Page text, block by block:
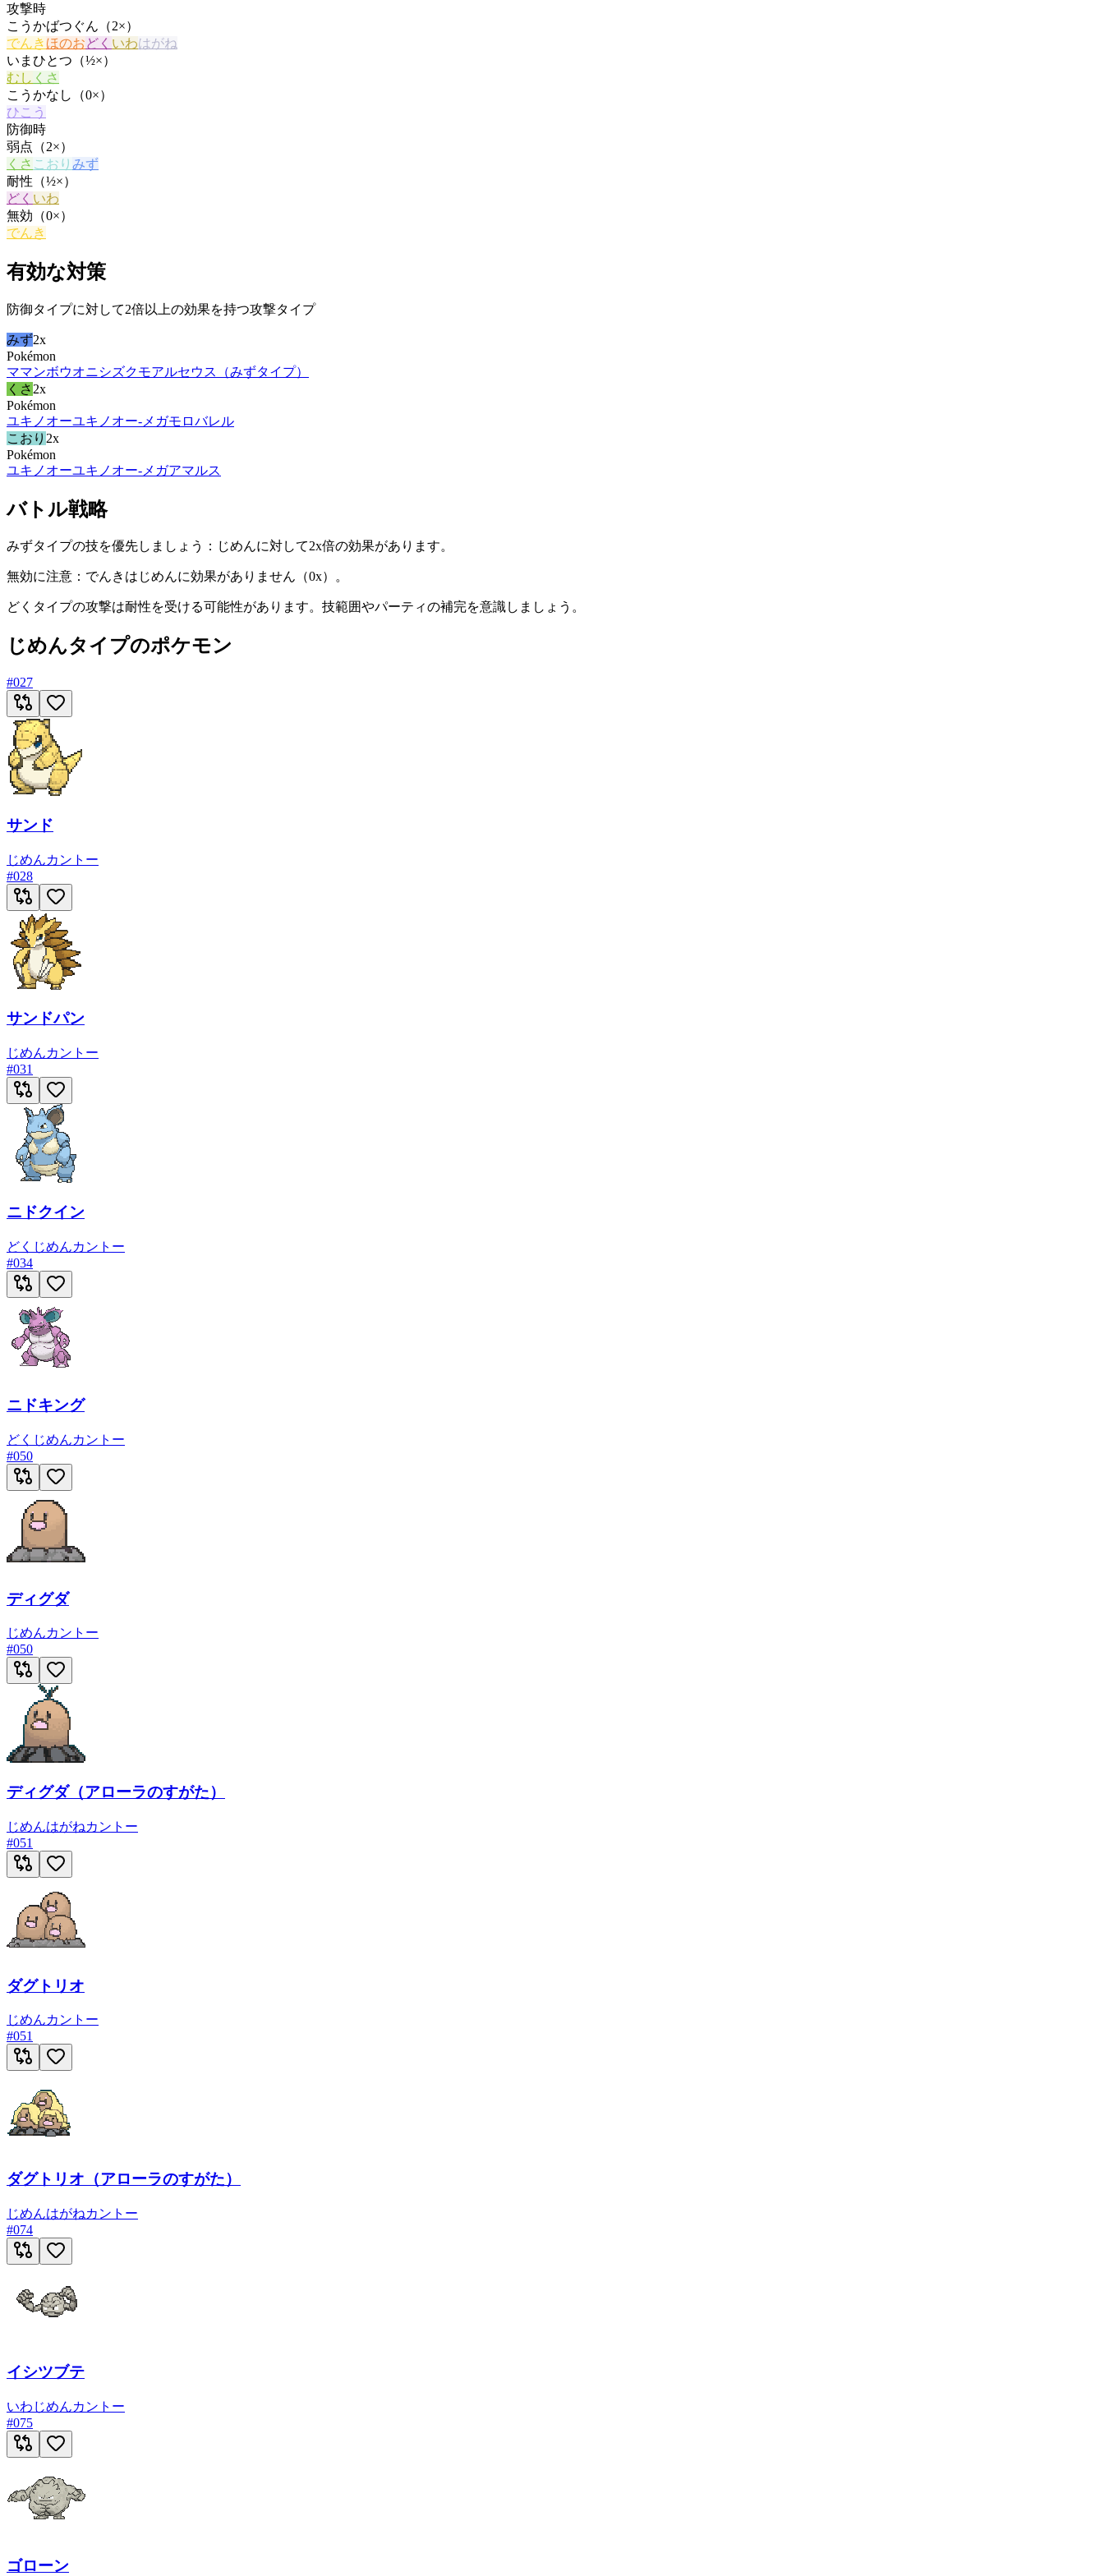
攻撃時
こうかばつぐん（2×）
でんき ほのおどく いわはがね
いまひとつ（½×）
むし くさ
こうかなし（0×）
ひこう
防御時
弱点（2×）
くさ こおり みず
耐性（½×）
どく いわ
無効（0×）
でんき
有効な対策
防御タイプに対して2倍以上の効果を持つ攻撃タイプ
みず2x
Pokémon
ママンボウオニシズクモアルセウス（みずタイプ）
くさ 2x
Pokémon
ユキノオーユキノオー-メガモロバレル
こおり 2x
Pokémon
ユキノオーユキノオー-メガアマルス
バトル戦略
みずタイプの技を優先しましょう：じめんに対して2x倍の効果があります。
無効に注意：でんきはじめんに効果がありません（0x）。
どくタイプの攻撃は耐性を受ける可能性があります。技範囲やパーティの補完を意識しましょう。
じめんタイプのポケモン
#027
サンド
じめんカントー
#028
サンドパン
じめんカントー
#031
ニドクイン
どく じめんカントー
#034
ニドキング
どく じめんカントー
#050
ディグダ
じめんカントー
#050
ディグダ（アローラのすがた）
じめんはがねカントー
#051
ダグトリオ
じめんカントー
#051
ダグトリオ（アローラのすがた）
じめんはがねカントー
#074
イシツブテ
いわ じめんカントー
#075
ゴローン